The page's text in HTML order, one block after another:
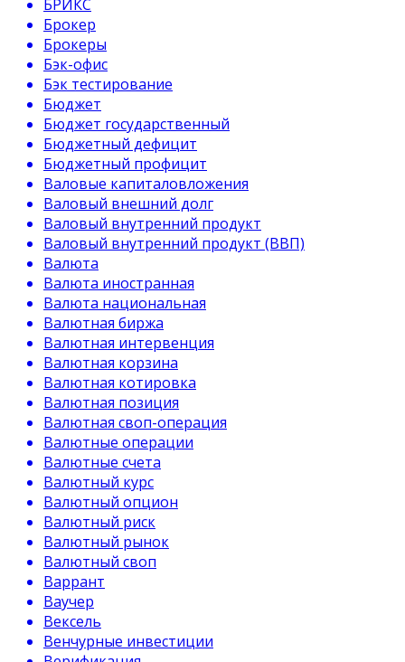
БРИКС
Брокер
Брокеры
Бэк-офис
Бэк тестирование
Бюджет
Бюджет государственный
Бюджетный дефицит
Бюджетный профицит
Валовые капиталовложения
Валовый внешний долг
Валовый внутренний продукт
Валовый внутренний продукт (ВВП)
Валюта
Валюта иностранная
Валюта национальная
Валютная биржа
Валютная интервенция
Валютная корзина
Валютная котировка
Валютная позиция
Валютная своп-операция
Валютные операции
Валютные счета
Валютный курс
Валютный опцион
Валютный риск
Валютный рынок
Валютный своп
Варрант
Ваучер
Вексель
Венчурные инвестиции